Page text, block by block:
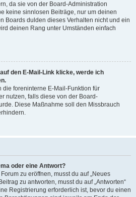
da sie von der Board-Administration
keine sinnlosen Beiträge, nur um deinen
Boards dulden dieses Verhalten nicht und ein
deinen Rang unter Umständen einfach
den E-Mail-Link klicke, werde ich
die foreninterne E-Mail-Funktion für
nutzen, falls diese von der Board-
Diese Maßnahme soll den Missbrauch
oder eine Antwort?
zu eröffnen, musst du auf „Neues
zu antworten, musst du auf „Antworten“
Registrierung erforderlich ist, bevor du einen